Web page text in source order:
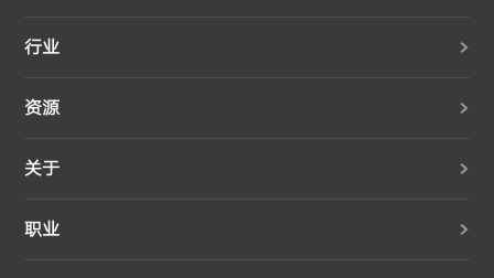
行业
资源
关于
职业